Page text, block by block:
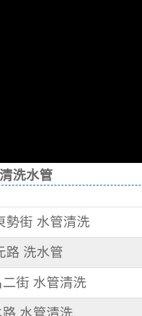
洗水管
勢街 水管清洗
路 洗水管
街 水管清洗
水管清洗